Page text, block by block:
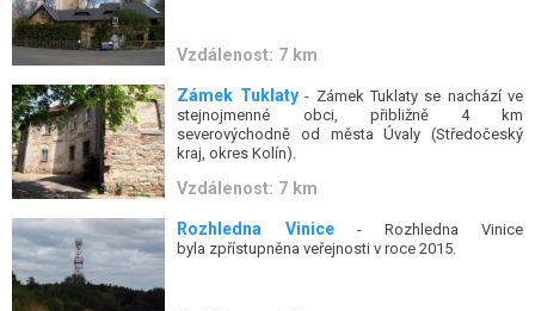
Vzdálenost: 7 km
Zámek Tuklaty- Zámek Tuklaty se nachází ve
stejnojmenné obci, přibližně 4 km
severovýchodně od města Úvaly (Středočeský
kraj, okres Kolín).
Vzdálenost: 7 km
Rozhledna Vinice- Rozhledna Vinice
byla zpřístupněna veřejnosti v roce 2015.